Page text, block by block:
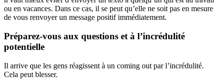
ou en vacances. Dans ce cas, il se peut qu’elle ne soit pas en mesure
de vous renvoyer un message positif immédiatement.
Préparez-vous aux questions et à l’incrédulité
potentielle
Il arrive que les gens réagissent à un coming out par l’incrédulité.
Cela peut blesser.